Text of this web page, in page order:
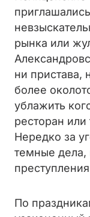
рынка или
ни пристава,
более
ублажить
ресторан или
Нередко за
темные дела,
По